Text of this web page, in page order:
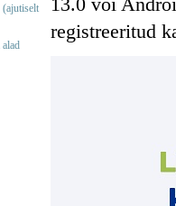
registreeritud